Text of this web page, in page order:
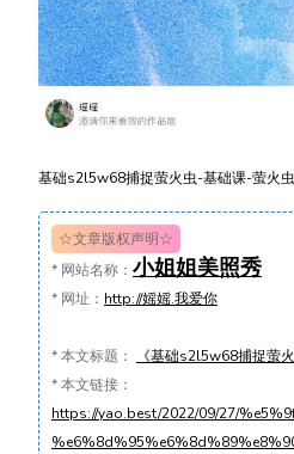
基础s2l5w68捕捉萤火虫-基础课-萤火虫
☆文章版权声明☆
* 网站名称： 小姐姐美照秀
* 网址： http://媱媱.我爱你
*本文标题：
《基础s2l5w68捕捉萤火
*本文链接：
https://yao.best/2022/09/27/